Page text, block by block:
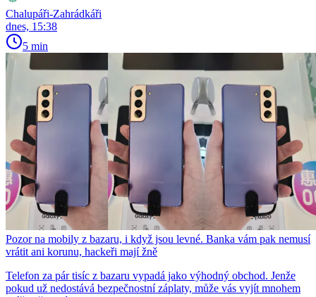
Chalupáři-Zahrádkáři
dnes, 15:38
5 min
Pozor na mobily z bazaru, i když jsou levné. Banka vám pak nemusí
vrátit ani korunu, hackeři mají žně
Telefon za pár tisíc z bazaru vypadá jako výhodný obchod. Jenže
pokud už nedostává bezpečnostní záplaty, může vás vyjít mnohem